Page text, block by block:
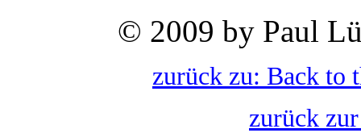
© 2009 by Paul
zurück zu: Back to
zurück